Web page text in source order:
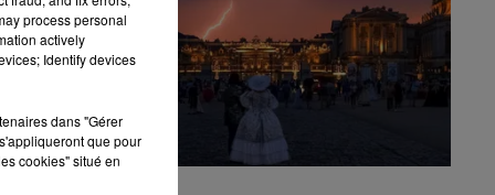
process personal
actively
Identify devices
dans "Gérer
que pour
cookies" situé en